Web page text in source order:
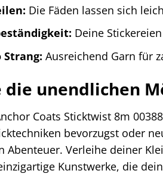
Die Fäden lassen sich
Deine
Ausreichend Garn für
die unendlichen
Coats Sticktwist 8m
bevorzugst oder
Abenteuer. Verleihe deiner
Kunstwerke, die